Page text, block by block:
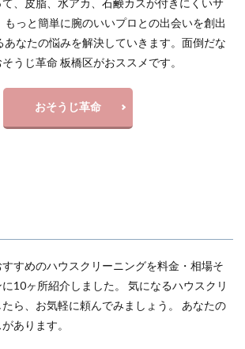
、皮脂、水アカ、石鹸カスが付きにくいサ
もっと簡単に腕のいいプロとの出会いを創出
あなたの悩みを解決していきます。面倒だな
うじ革命 板橋区がおススメです。
おそうじ革命
すめのハウスクリーニングを料金・相場そ
10ヶ所紹介しました。 気になるハウスクリ
ら、お気軽に頼んでみましょう。 あなたの
あります。